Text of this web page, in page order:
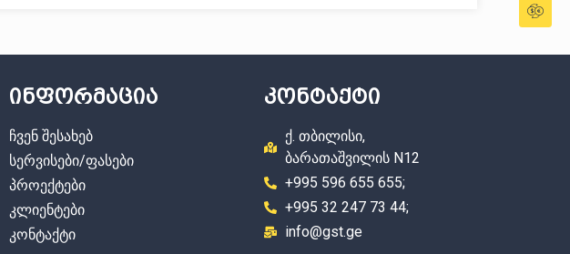
ინფორმაცია
ჩვენ შესახებ
სერვისები/ფასები
პროექტები
კლიენტები
კონტაქტი
კონტაქტი
ქ. თბილისი,
ბარათაშვილის N12
+995 596 655 655;
+995 32 247 73 44;
info@gst.ge